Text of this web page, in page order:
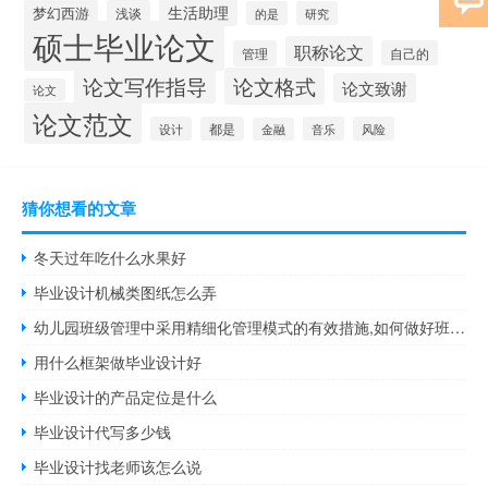
梦幻西游 浅谈 生活助理 的是 研究
硕士毕业论文 管理 职称论文 自己的
论文 论文写作指导 论文格式 论文致谢
论文范文 设计 都是 金融 音乐 风险
猜你想看的文章
冬天过年吃什么水果好
毕业设计机械类图纸怎么弄
幼儿园班级管理中采用精细化管理模式的有效措施,如何做好班级管理
用什么框架做毕业设计好
毕业设计的产品定位是什么
毕业设计代写多少钱
毕业设计找老师该怎么说